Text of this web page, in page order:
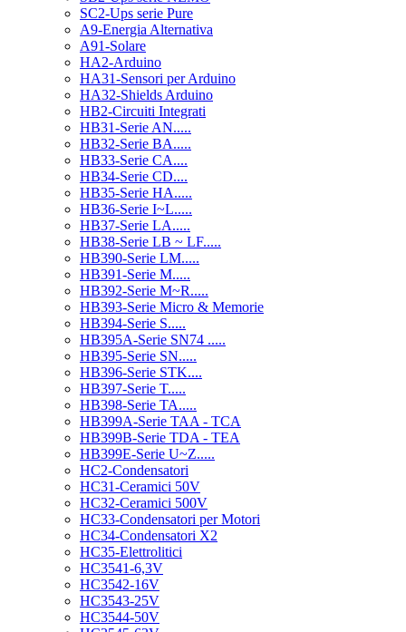
SC2-Ups serie Pure
A9-Energia Alternativa
A91-Solare
HA2-Arduino
HA31-Sensori per Arduino
HA32-Shields Arduino
HB2-Circuiti Integrati
HB31-Serie AN.....
HB32-Serie BA.....
HB33-Serie CA....
HB34-Serie CD....
HB35-Serie HA.....
HB36-Serie I~L.....
HB37-Serie LA.....
HB38-Serie LB ~ LF.....
HB390-Serie LM.....
HB391-Serie M.....
HB392-Serie M~R.....
HB393-Serie Micro & Memorie
HB394-Serie S.....
HB395A-Serie SN74 .....
HB395-Serie SN.....
HB396-Serie STK....
HB397-Serie T.....
HB398-Serie TA.....
HB399A-Serie TAA - TCA
HB399B-Serie TDA - TEA
HB399E-Serie U~Z.....
HC2-Condensatori
HC31-Ceramici 50V
HC32-Ceramici 500V
HC33-Condensatori per Motori
HC34-Condensatori X2
HC35-Elettrolitici
HC3541-6,3V
HC3542-16V
HC3543-25V
HC3544-50V